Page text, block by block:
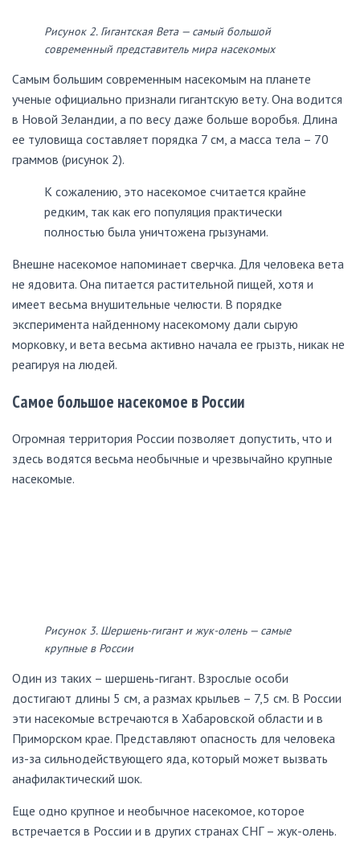
Рисунок 2. Гигантская Вета — самый большой
современный представитель мира насекомых
Самым большим современным насекомым на планете
ученые официально признали гигантскую вету. Она водится
в Новой Зеландии, а по весу даже больше воробья. Длина
ее туловища составляет порядка 7 см, а масса тела – 70
граммов (рисунок 2).
К сожалению, это насекомое считается крайне
редким, так как его популяция практически
полностью была уничтожена грызунами.
Внешне насекомое напоминает сверчка. Для человека вета
не ядовита. Она питается растительной пищей, хотя и
имеет весьма внушительные челюсти. В порядке
эксперимента найденному насекомому дали сырую
морковку, и вета весьма активно начала ее грызть, никак не
реагируя на людей.
Самое большое насекомое в России
Огромная территория России позволяет допустить, что и
здесь водятся весьма необычные и чрезвычайно крупные
насекомые.
Рисунок 3. Шершень-гигант и жук-олень — самые
крупные в России
Один из таких – шершень-гигант. Взрослые особи
достигают длины 5 см, а размах крыльев – 7,5 см. В России
эти насекомые встречаются в Хабаровской области и в
Приморском крае. Представляют опасность для человека
из-за сильнодействующего яда, который может вызвать
анафилактический шок.
Еще одно крупное и необычное насекомое, которое
встречается в России и в других странах СНГ – жук-олень.